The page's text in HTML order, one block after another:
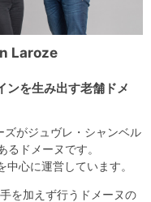
Laroze
ンを生み出す老舗ドメ
がジュヴレ・シャンベル
ドメーヌです。
心に運営しています。
を加えず行うドメーヌの